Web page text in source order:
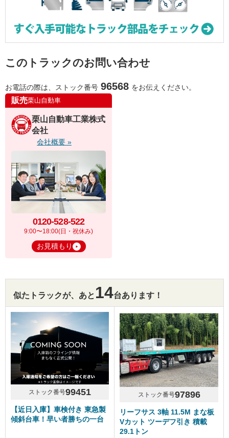
このトラックのお問い合わせ
お電話の際は、ストック番号 96568 をお伝えください。
販売栗山自動車
栗山自動車工業株式
会社
会社概要 »
0120-528-522
9:00〜18:00(日・祝休み)
お見積もり
似たトラックが、あと 14台あります！
ストック番号99451
【近日入庫】車検付き 東急製
傾斜台車！早い者勝ちの一台
ストック番号97896
リーフサス 3軸 11.5M まな板
Vカット ツーデフ引き 積載
29.1トン